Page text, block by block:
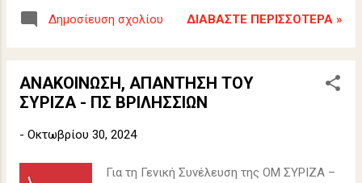
Δημοσίευση σχολίου ΔΙΑΒΆΣΤΕ ΠΕΡΙΣΣΌΤΕΡΑ »
ΑΝΑΚΟΙΝΩΣΗ, ΑΠΑΝΤΗΣΗ ΤΟΥ
ΣΥΡΙΖΑ - ΠΣ ΒΡΙΛΗΣΣΙΩΝ
- Οκτωβρίου 30, 2024
Για τη Γενική Συνέλευση της ΟΜ ΣΥΡΙΖΑ –